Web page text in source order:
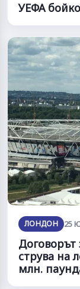
УЕФА
ЛОНДОН 25
Договорът
струва на
млн.